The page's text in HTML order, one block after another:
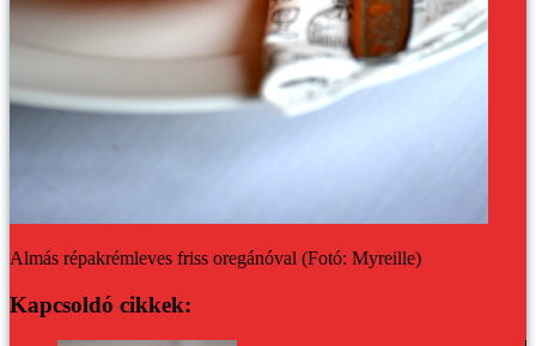
Almás répakrémleves friss oregánóval (Fotó: Myreille)
Kapcsoldó cikkek: